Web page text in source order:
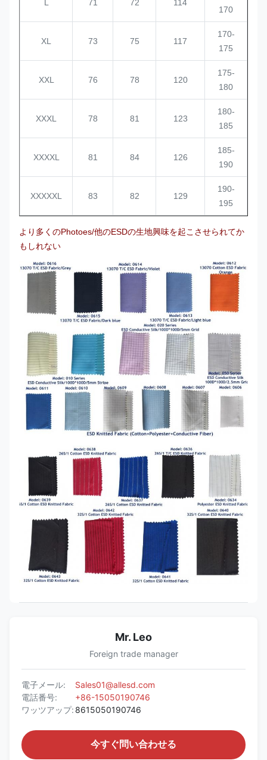
71 72 114
170
XL 73 75 117
170-
175
XXL 76 78 120
175-
180
XXXL 78 81 123
180-
185
XXXXL 81 84 126
185-
190
XXXXXL 83 82 129
190-
195
より多くのPhotoes/他のESDの生地興味を起こさせられてか
もしれない
Mr. Leo
Foreign trade manager
電子メール:
Sales01@allesd.com
電話番号:
+86-15050190746
ワッツアップ: 8615050190746
今すぐ問い合わせる